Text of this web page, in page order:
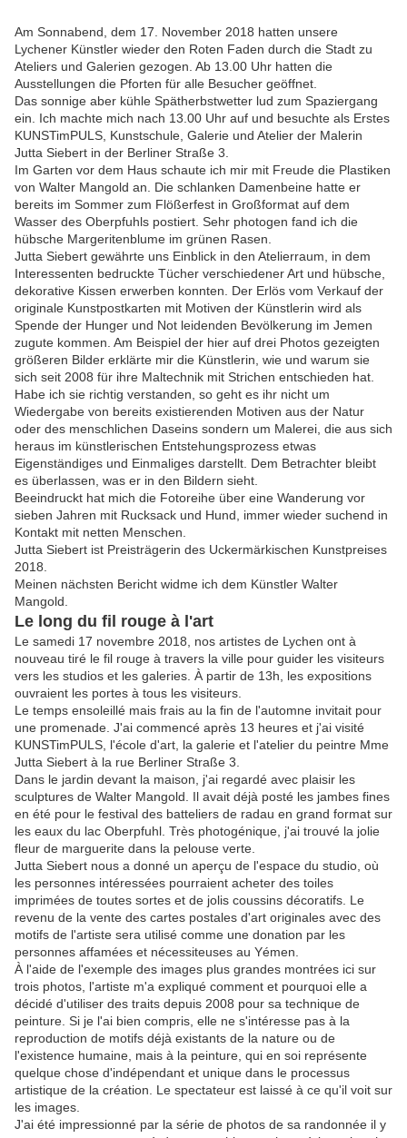
Am Sonnabend, dem 17. November 2018 hatten unsere
Lychener Künstler wieder den Roten Faden durch die Stadt zu
Ateliers und Galerien gezogen. Ab 13.00 Uhr hatten die
Ausstellungen die Pforten für alle Besucher geöffnet.
Das sonnige aber kühle Spätherbstwetter lud zum Spaziergang
ein. Ich machte mich nach 13.00 Uhr auf und besuchte als Erstes
KUNSTimPULS, Kunstschule, Galerie und Atelier der Malerin
Jutta Siebert in der Berliner Straße 3.
Im Garten vor dem Haus schaute ich mir mit Freude die Plastiken
von Walter Mangold an. Die schlanken Damenbeine hatte er
bereits im Sommer zum Flößerfest in Großformat auf dem
Wasser des Oberpfuhls postiert. Sehr photogen fand ich die
hübsche Margeritenblume im grünen Rasen.
Jutta Siebert gewährte uns Einblick in den Atelierraum, in dem
Interessenten bedruckte Tücher verschiedener Art und hübsche,
dekorative Kissen erwerben konnten. Der Erlös vom Verkauf der
originale Kunstpostkarten mit Motiven der Künstlerin wird als
Spende der Hunger und Not leidenden Bevölkerung im Jemen
zugute kommen. Am Beispiel der hier auf drei Photos gezeigten
größeren Bilder erklärte mir die Künstlerin, wie und warum sie
sich seit 2008 für ihre Maltechnik mit Strichen entschieden hat.
Habe ich sie richtig verstanden, so geht es ihr nicht um
Wiedergabe von bereits existierenden Motiven aus der Natur
oder des menschlichen Daseins sondern um Malerei, die aus sich
heraus im künstlerischen Entstehungsprozess etwas
Eigenständiges und Einmaliges darstellt. Dem Betrachter bleibt
es überlassen, was er in den Bildern sieht.
Beeindruckt hat mich die Fotoreihe über eine Wanderung vor
sieben Jahren mit Rucksack und Hund, immer wieder suchend in
Kontakt mit netten Menschen.
Jutta Siebert ist Preisträgerin des Uckermärkischen Kunstpreises
2018.
Meinen nächsten Bericht widme ich dem Künstler Walter
Mangold.
Le long du fil rouge à l'art
Le samedi 17 novembre 2018, nos artistes de Lychen ont à
nouveau tiré le fil rouge à travers la ville pour guider les visiteurs
vers les studios et les galeries. À partir de 13h, les expositions
ouvraient les portes à tous les visiteurs.
Le temps ensoleillé mais frais au la fin de l'automne invitait pour
une promenade. J'ai commencé après 13 heures et j'ai visité
KUNSTimPULS, l'école d'art, la galerie et l'atelier du peintre Mme
Jutta Siebert à la rue Berliner Straße 3.
Dans le jardin devant la maison, j'ai regardé avec plaisir les
sculptures de Walter Mangold. Il avait déjà posté les jambes fines
en été pour le festival des batteliers de radau en grand format sur
les eaux du lac Oberpfuhl. Très photogénique, j'ai trouvé la jolie
fleur de marguerite dans la pelouse verte.
Jutta Siebert nous a donné un aperçu de l'espace du studio, où
les personnes intéressées pourraient acheter des toiles
imprimées de toutes sortes et de jolis coussins décoratifs. Le
revenu de la vente des cartes postales d'art originales avec des
motifs de l'artiste sera utilisé comme une donation par les
personnes affamées et nécessiteuses au Yémen.
À l'aide de l'exemple des images plus grandes montrées ici sur
trois photos, l'artiste m'a expliqué comment et pourquoi elle a
décidé d'utiliser des traits depuis 2008 pour sa technique de
peinture. Si je l'ai bien compris, elle ne s'intéresse pas à la
reproduction de motifs déjà existants de la nature ou de
l'existence humaine, mais à la peinture, qui en soi représente
quelque chose d'indépendant et unique dans le processus
artistique de la création. Le spectateur est laissé à ce qu'il voit sur
les images.
J'ai été impressionné par la série de photos de sa randonnée il y